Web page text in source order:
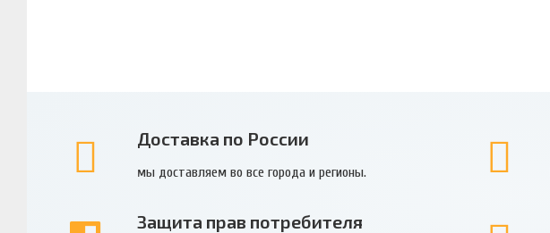
Доставка по России
мы доставляем во все города и регионы.
Защита прав потребителя